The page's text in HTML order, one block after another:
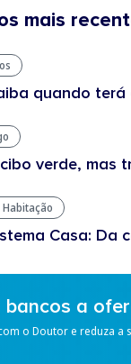
mais
quando
verde, mas
Casa: Da
bancos a
o Doutor e reduza a